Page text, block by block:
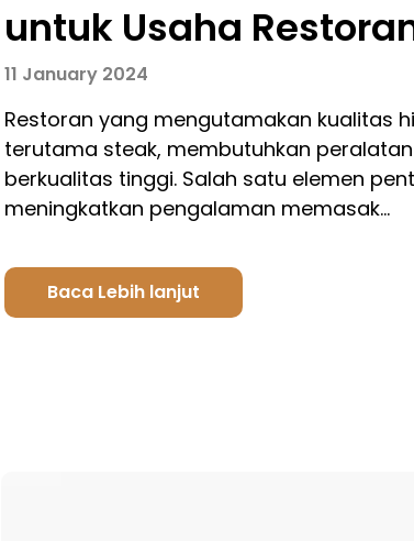
untuk Usaha
11 January 2024
Restoran yang mengutamakan kualitas
terutama steak, membutuhkan
berkualitas tinggi. Salah satu elemen
meningkatkan pengalaman memasak…
Baca Lebih lanjut